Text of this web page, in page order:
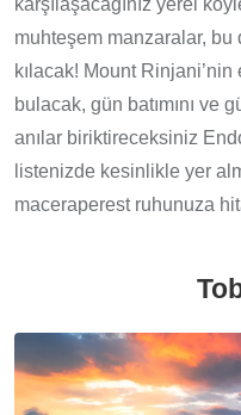
karşılaşacağınız yerel
muhteşem manzaralar,
kılacak! Mount Rinjani’nin
bulacak, gün batımını ve
anılar biriktireceksiniz
listenizde kesinlikle yer
maceraperest ruhunuza